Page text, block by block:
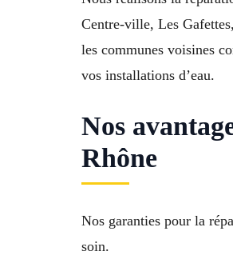
Centre-ville, Les
les communes voisines
vos installations d’eau.
Nos
Rhône
Nos garanties pour la
soin.